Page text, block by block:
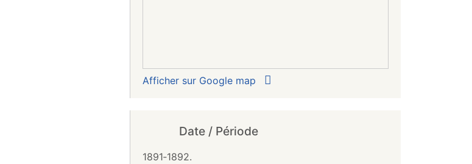
Afficher sur Google map
Date / Période
1891‑1892.